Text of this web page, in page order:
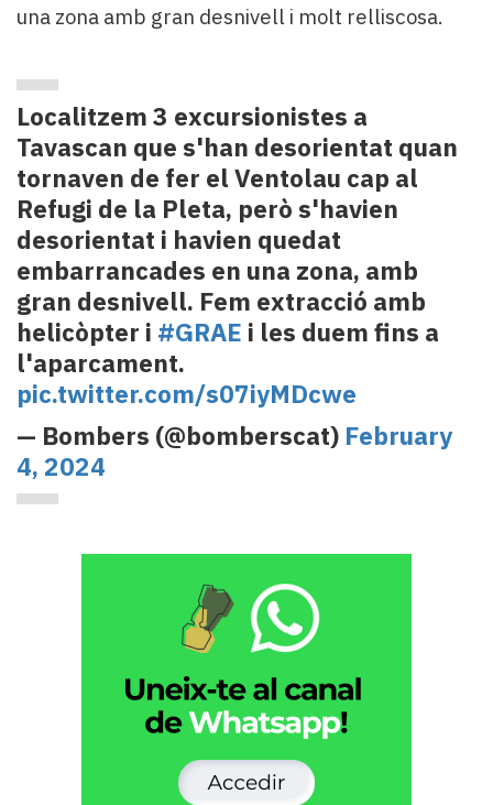
una zona amb gran desnivell i molt relliscosa.
Localitzem 3 excursionistes a
Tavascan que s'han desorientat quan
tornaven de fer el Ventolau cap al
Refugi de la Pleta, però s'havien
desorientat i havien quedat
embarrancades en una zona, amb
gran desnivell. Fem extracció amb
helicòpter i #GRAE i les duem fins a
l'aparcament.
pic.twitter.com/s07iyMDcwe
— Bombers (@bomberscat) February
4, 2024